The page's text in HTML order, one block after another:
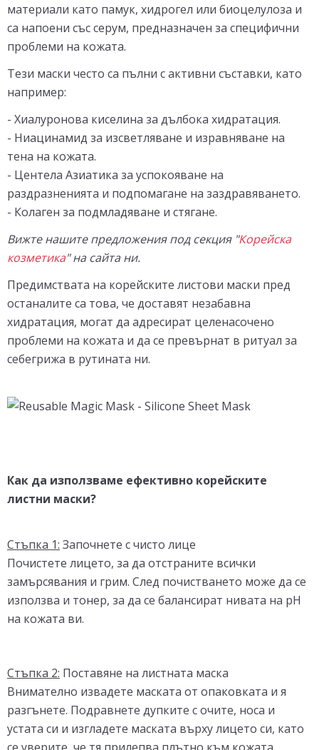
материали като памук, хидрогел или биоцелулоза и
са напоени със серум, предназначен за специфични
проблеми на кожата.
Тези маски често са пълни с активни съставки, като
например:
- Хиалуронова киселина за дълбока хидратация.
- Ниацинамид за изсветляване и изравняване на
тена на кожата.
- Центела Азиатика за успокояване на
раздразненията и подпомагане на заздравяването.
- Колаген за подмладяване и стягане.
Вижте нашите предложения под секция "Корейска
козметика" на сайта ни.
Предимствата на корейските листови маски пред
останалите са това, че доставят незабавна
хидратация, могат да адресират целенасочено
проблеми на кожата и да се превърнат в ритуал за
себегрижа в рутината ни.
Как да използваме ефективно корейските
листни маски?
Стъпка 1: Започнете с чисто лице
Почистете лицето, за да отстраните всички
замърсявания и грим. След почистването може да се
използва и тонер, за да се балансират нивата на рН
на кожата ви.
Стъпка 2: Поставяне на листната маска
Внимателно извадете маската от опаковката и я
разгънете. Подравнете дупките с очите, носа и
устата си и изгладете маската върху лицето си, като